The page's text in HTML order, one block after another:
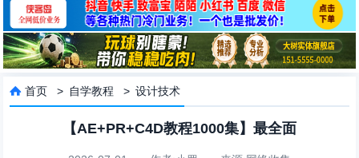
 首页 > 自学教程 >设计技术
【AE+PR+C4D教程1000集】最全面